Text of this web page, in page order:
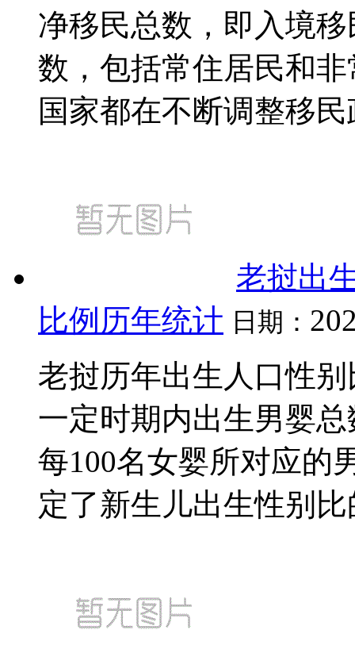
净移民总数，即入境
数，包括常住居民和
国家都在不断调整移民
老挝出
比例历年统计 日期：
老挝历年出生人口性
一定时期内出生男婴
每100名女婴所对应的
定了新生儿出生性别比